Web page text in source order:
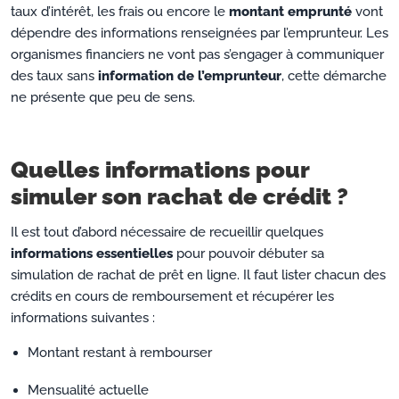
taux d’intérêt, les frais ou encore le montant emprunté vont
dépendre des informations renseignées par l’emprunteur. Les
organismes financiers ne vont pas s’engager à communiquer
des taux sans information de l’emprunteur, cette démarche
ne présente que peu de sens.
Quelles informations pour
simuler son rachat de crédit ?
Il est tout d’abord nécessaire de recueillir quelques
informations essentielles pour pouvoir débuter sa
simulation de rachat de prêt en ligne. Il faut lister chacun des
crédits en cours de remboursement et récupérer les
informations suivantes :
Montant restant à rembourser
Mensualité actuelle